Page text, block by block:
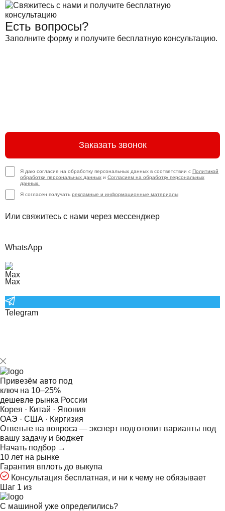
Есть вопросы?
Заполните форму и получите бесплатную консультацию.
Заказать звонок
Я даю согласие на обработку персональных данных в соответствии с Политикой
обработки персональных данных и Согласием на обработку персональных
данных.
Я согласен получать рекламные и информационные материалы
Или свяжитесь с нами через мессенджер
WhatsApp
Max
Telegram
Привезём авто под
ключ на 10–25%
дешевле рынка России
Корея · Китай · Япония
ОАЭ · США · Киргизия
Ответьте на вопроса — эксперт подготовит варианты под
вашу задачу и бюджет
Начать подбор →
10 лет на рынке
Гарантия вплоть до выкупа
Консультация бесплатная, и ни к чему не обязывает
Шаг 1 из
С машиной уже определились?